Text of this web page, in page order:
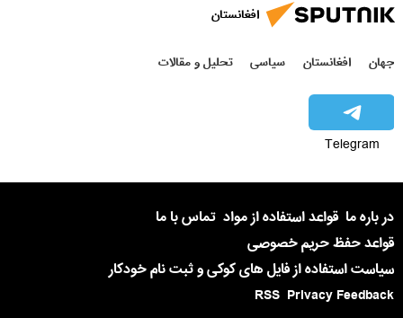
افغانستان
جهان افغانستان سیاسی تحلیل و مقالات
Telegram
در باره ما قواعد استفاده از مواد تماس با ما
قواعد حفظ حریم خصوصی
سیاست استفاده از فایل های کوکی و ثبت نام خودکار
Privacy Feedback
RSS